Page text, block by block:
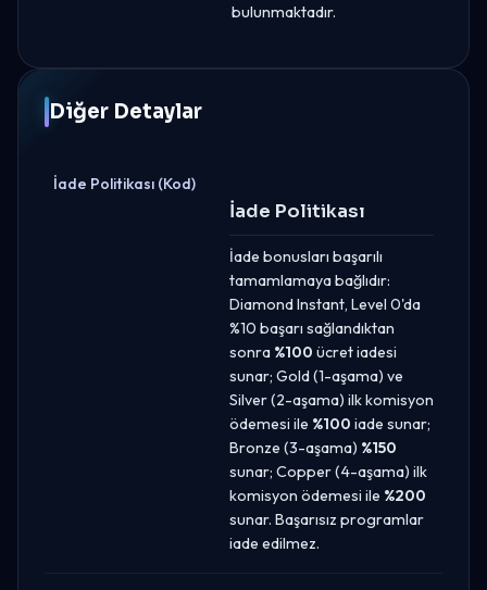
bulunmaktadır.
Diğer Detaylar
İade Politikası (Kod)
İade Politikası
İade bonusları başarılı
tamamlamaya bağlıdır:
Diamond Instant, Level 0'da
%10 başarı sağlandıktan
sonra %100 ücret iadesi
sunar; Gold (1-aşama) ve
Silver (2-aşama) ilk komisyon
ödemesi ile %100 iade sunar;
Bronze (3-aşama) %150
sunar; Copper (4-aşama) ilk
komisyon ödemesi ile %200
sunar. Başarısız programlar
iade edilmez.